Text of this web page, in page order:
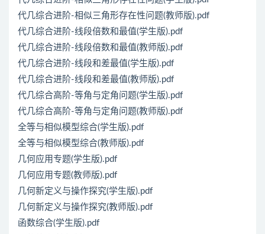
代几综合进阶-相似三角形存在性问题(教师版).pdf
代几综合进阶-线段倍数和最值(学生版).pdf
代几综合进阶-线段倍数和最值(教师版).pdf
代几综合进阶-线段和差最值(学生版).pdf
代几综合进阶-线段和差最值(教师版).pdf
代几综合高阶-等角与定角问题(学生版).pdf
代几综合高阶-等角与定角问题(教师版).pdf
全等与相似模型综合(学生版).pdf
全等与相似模型综合(教师版).pdf
几何应用专题(学生版).pdf
几何应用专题(教师版).pdf
几何新定义与操作探究(学生版).pdf
几何新定义与操作探究(教师版).pdf
函数综合(学生版).pdf